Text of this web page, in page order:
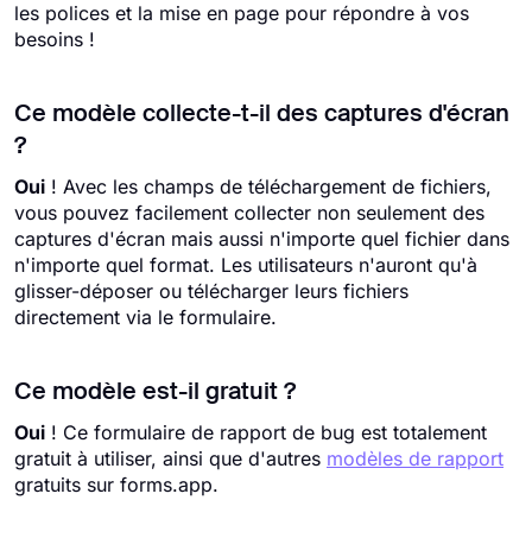
les polices et la mise en page pour répondre à vos
besoins !
Ce modèle collecte-t-il des captures d'écran
?
Oui ! Avec les champs de téléchargement de fichiers,
vous pouvez facilement collecter non seulement des
captures d'écran mais aussi n'importe quel fichier dans
n'importe quel format. Les utilisateurs n'auront qu'à
glisser-déposer ou télécharger leurs fichiers
directement via le formulaire.
Ce modèle est-il gratuit ?
Oui ! Ce formulaire de rapport de bug est totalement
gratuit à utiliser, ainsi que d'autres modèles de rapport
gratuits sur forms.app.